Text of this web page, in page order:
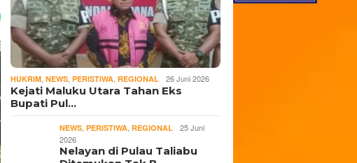
HUKRIM ,NEWS ,PERISTIWA ,REGIONAL 26 Juni 2026
Kejati Maluku Utara Tahan Eks
Bupati Pul…
NEWS ,PERISTIWA ,REGIONAL
25 Juni
2026
Nelayan di Pulau Taliabu